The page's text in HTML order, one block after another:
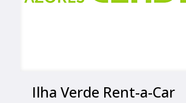
Ilha Verde Rent-a-Car